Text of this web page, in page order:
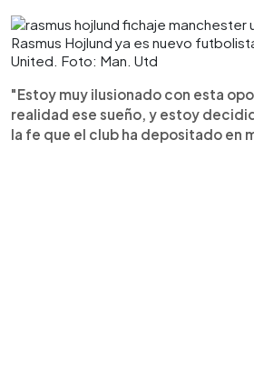
Rasmus Hojlund ya es nuevo
United. Foto: Man. Utd
"Estoy muy ilusionado con esta
realidad ese sueño, y estoy
la fe que el club ha depositado en